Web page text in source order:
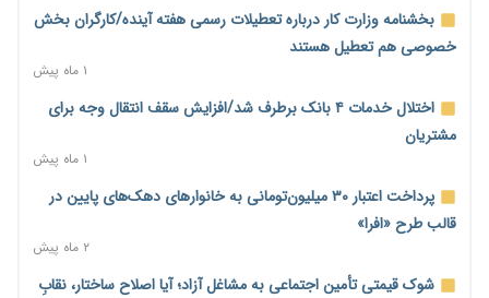
آغاز اجرای پایلوت «ردا کارت» برای دانشجویان تحصیلات تکمیلی
۱ روز پیش
محدودیت تازه برای شبکه بانکی؛ افزایش سپرده قانونی با هدف
کنترل تورم
۱ روز پیش
ترمز تولید خودرو کشیده شد؛ افت ۲۵ درصدی تیراژ ایران‌خودرو،
سایپا و پارس‌خودرو
۱ روز پیش
بنگاه‌داری بانک‌ها؛ مانع بزرگ خانه‌دار شدن مستأجران
بخشنامه وزارت کار درباره تعطیلات رسمی هفته آینده/کارگران بخش
خصوصی هم تعطیل هستند
۱ ماه پیش
اختلال خدمات ۴ بانک برطرف شد/افزایش سقف انتقال وجه برای
مشتریان
۱ ماه پیش
پرداخت اعتبار ۳۰ میلیون‌تومانی به خانوارهای دهک‌های پایین در
قالب طرح «افرا»
۲ ماه پیش
شوک قیمتی تأمین اجتماعی به مشاغل آزاد؛ آیا اصلاح ساختار، نقابِ